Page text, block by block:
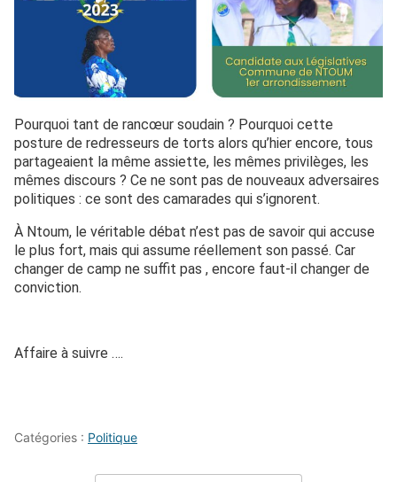
Pourquoi tant de rancœur soudain ? Pourquoi cette
posture de redresseurs de torts alors qu’hier encore, tous
partageaient la même assiette, les mêmes privilèges, les
mêmes discours ? Ce ne sont pas de nouveaux adversaires
politiques : ce sont des camarades qui s’ignorent.
À Ntoum, le véritable débat n’est pas de savoir qui accuse
le plus fort, mais qui assume réellement son passé. Car
changer de camp ne suffit pas , encore faut-il changer de
conviction.
Affaire à suivre ….
Catégories : Politique